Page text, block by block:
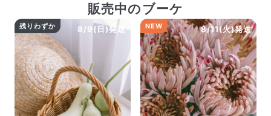
も色味やサイズ・咲き方に個体差はありますが、できる
だけ写真のイメージに近いものをお届けできるように人
の目でチェックをしています。
販売中のブーケ
8/9(日)発送
残りわずか 8/11(火)発送
NEW